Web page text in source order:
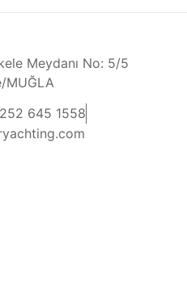
Meydanı No: 5/5
MUĞLA
645 1558